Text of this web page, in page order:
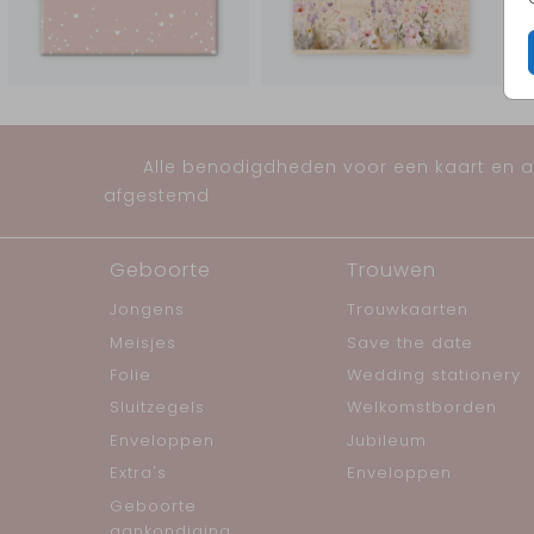
Alle benodigdheden voor een kaart en
afgestemd
Geboorte
Jongens
Meisjes
Folie
Sluitzegels
Enveloppen
Extra's
Geboorte
Trouwen
Trouwkaarten
Save the date
Wedding stationery
Welkomstborden
Jubileum
Enveloppen